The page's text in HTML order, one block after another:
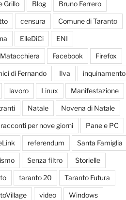
Grillo Blog Bruno Ferrero
censura Comune di Taranto
ElleDiCi ENI
Matacchiera Facebook Firefox
di Fernando Ilva inquinamento
lavoro Linux Manifestazione
Natale Novena di Natale
per nove giorni Pane e PC
referendum Santa Famiglia
Senza filtro Storielle
taranto 20 Taranto Futura
video Windows